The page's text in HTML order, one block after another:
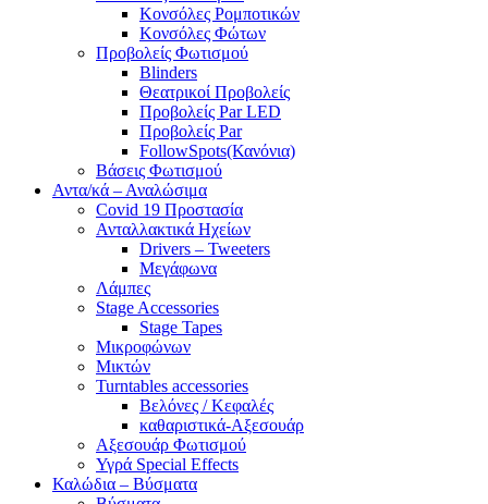
Κονσόλες Ρομποτικών
Κονσόλες Φώτων
Προβολείς Φωτισμού
Blinders
Θεατρικοί Προβολείς
Προβολείς Par LED
Προβολείς Par
FollowSpots(Κανόνια)
Βάσεις Φωτισμού
Αντα/κά – Αναλώσιμα
Covid 19 Προστασία
Ανταλλακτικά Ηχείων
Drivers – Tweeters
Μεγάφωνα
Λάμπες
Stage Accessories
Stage Tapes
Μικροφώνων
Μικτών
Turntables accessories
Βελόνες / Κεφαλές
καθαριστικά-Αξεσουάρ
Αξεσουάρ Φωτισμού
Υγρά Special Effects
Καλώδια – Βύσματα